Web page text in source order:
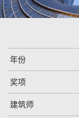
年份
奖项
建筑师